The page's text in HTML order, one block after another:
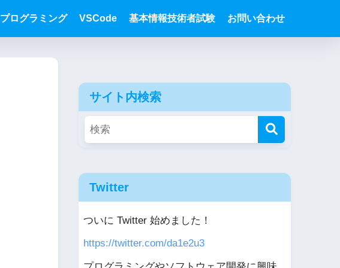
プログラミング VSCode 基本情報技術者試験 お問い合わせ
サイト内検索
Twitter
ついに Twitter 始めました！
https://twitter.com/da1e2u3